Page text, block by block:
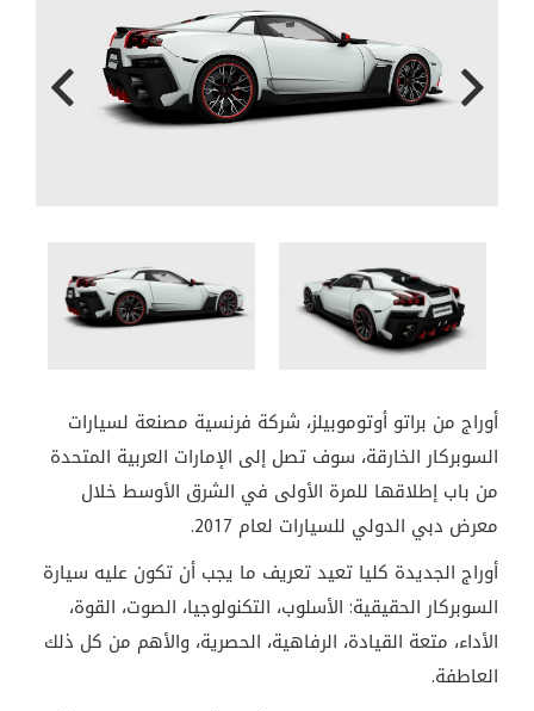
أوراج من براتو أوتوموبيلز، شركة فرنسية مصنعة لسيارات
السوبركار الخارقة، سوف تصل إلى الإمارات العربية المتحدة
من باب إطلاقها للمرة الأولى في الشرق الأوسط خلال
معرض دبي الدولي للسيارات لعام 2017.
أوراج الجديدة كليا تعيد تعريف ما يجب أن تكون عليه سيارة
السوبركار الحقيقية: الأسلوب، التكنولوجيا، الصوت، القوة،
الأداء، متعة القيادة، الرفاهية، الحصرية، والأهم من كل ذلك
العاطفة.